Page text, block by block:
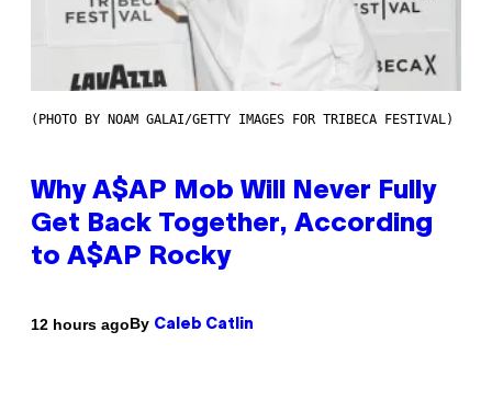
(PHOTO BY NOAM GALAI/GETTY IMAGES FOR TRIBECA FESTIVAL)
Why A$AP Mob Will Never Fully
Get Back Together, According
to A$AP Rocky
12 hours agoBy Caleb Catlin